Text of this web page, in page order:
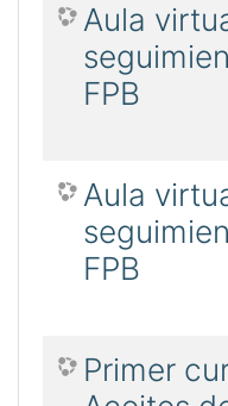
Aula
FPB
Aula
FPB
Primer